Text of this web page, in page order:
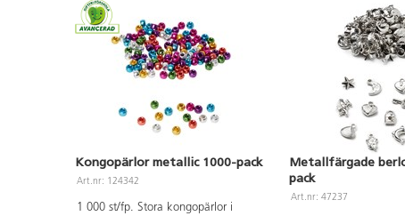
Kongopärlor metallic 1000-pack
Art.nr: 124342
1 000 st/fp. Stora kongopärlor i
Metallfärgade
pack
Art.nr: 47237